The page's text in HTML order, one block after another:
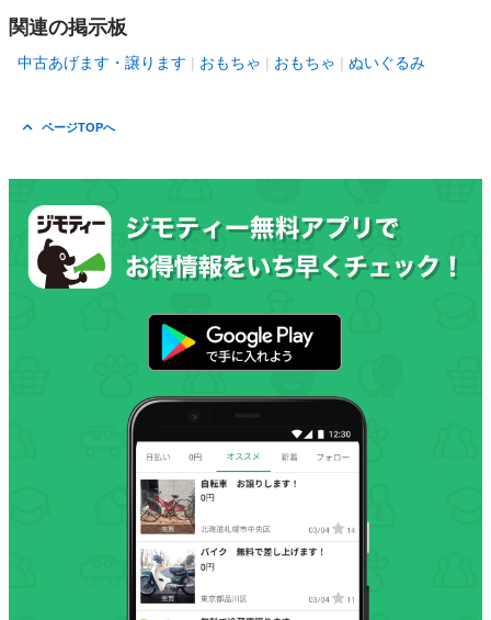
関連の掲示板
中古あげます・譲ります おもちゃ おもちゃ ぬいぐるみ
ページTOPへ